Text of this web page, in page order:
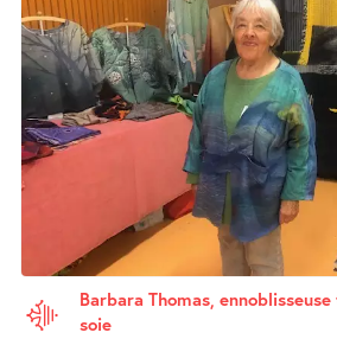
Barbara Thomas,
soie